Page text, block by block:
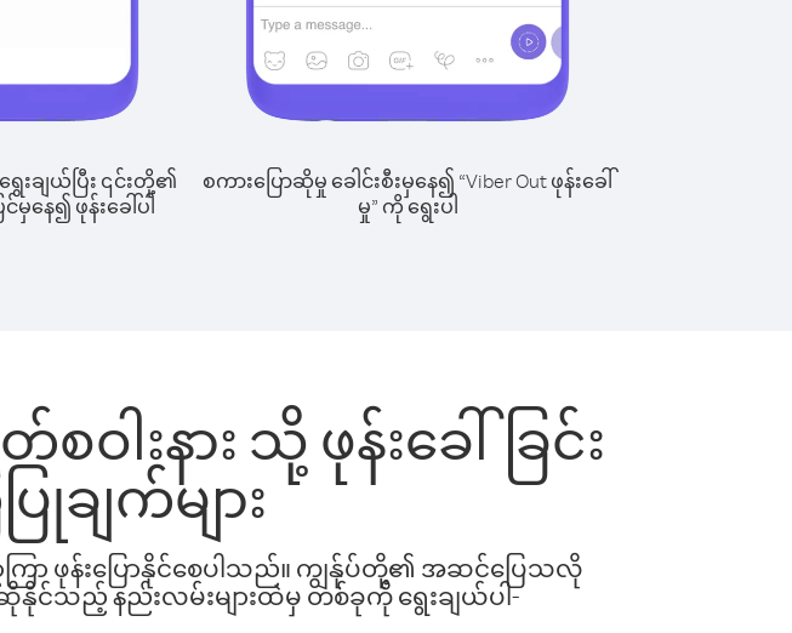
ချယ်ပြီး ၎င်းတို့၏
ေ၍ ဖုန်းခေါ်ပါ
စကားပြောဆိုမှု ခေါင်းစီးမှနေ၍ “Viber Out ဖုန်းခေါ်
မှု” ကို ရွေးပါ
ါးနား သို့ ဖုန်းခေါ်ခြင်း
ျက်များ
ြာ ဖုန်းပြောနိုင်စေပါသည်။ ကျွန်ုပ်တို့၏ အဆင်ပြေသလို
ဆိုနိုင်သည့် နည်းလမ်းများထဲမှ တစ်ခုကို ရွေးချယ်ပါ-